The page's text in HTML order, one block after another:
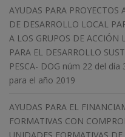
AYUDAS PARA PROYECTOS
DE DESARROLLO LOCAL
A LOS GRUPOS DE ACCIÓN
PARA EL DESARROLLO
PESCA- DOG núm 22 del
para el año 2019
AYUDAS PARA EL
FORMATIVAS CON